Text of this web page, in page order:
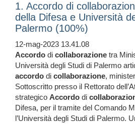
1. Accordo di
della Difesa e Università
Palermo (100%)
12-mag-2023 13.41.08
Accordo di collaborazione tra
Università degli Studi di Palermo
accordo di collaborazione,
Sottoscritto presso il Rettorato
strategico Accordo di
Difesa, per il tramite del Comando
l’Università degli Studi di Palermo.